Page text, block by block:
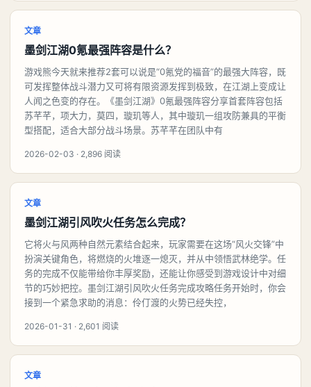
文章
墨剑江湖0氪最强阵容是什么？
游戏熊今天就来推荐2套可以说是“0氪党的福音”的最强大阵容，既
可发挥整体战斗潜力又可将有限资源发挥到极致，在江湖上变成让
人闻之色变的存在。《墨剑江湖》0氪最强阵容分享首套阵容包括
苏芊芊，项大力，莫四，璇玑等人，其中璇玑一组攻防兼具的平衡
型搭配，适合大部分战斗场景。苏芊芊在团队中有
2026-02-03 · 2,896 阅读
文章
墨剑江湖引风吹火任务怎么完成？
它将火与风两种自然元素结合起来，玩家需要在这场“风火交锋”中
扮演关键角色，将燃烧的火堆逐一熄灭，并从中领悟武林绝学。任
务的完成不仅能带给你丰厚奖励，还能让你感受到游戏设计中对细
节的巧妙把控。墨剑江湖引风吹火任务完成攻略任务开始时，你会
接到一个紧急求助的消息：伶仃渡的火势已经失控，
2026-01-31 · 2,601 阅读
文章